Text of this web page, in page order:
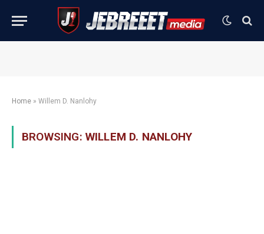
Home » Willem D. Nanlohy
BROWSING: WILLEM D. NANLOHY